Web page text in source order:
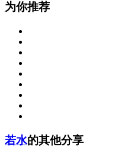
为你推荐
若水的其他分享